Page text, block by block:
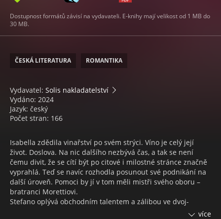
Dostupnost formátů závisí na vydavateli. E-knihy mají velikost od 1 MB do
30 MB.
ČESKÁ LITERATURA ROMANTIKA
Vydavatel: Solis nakladatelství
Vydáno: 2024
Jazyk: český
Počet stran: 166
Isabella zdědila vinařství po svém strýci. Víno je celý její
život. Doslova. Na nic dalšího nezbývá čas, a tak se není
čemu divit, že se cítí být po citové i milostné stránce značně
vyprahlá. Teď se navíc rozhodla posunout své podnikání na
další úroveň. Pomoci by jí v tom měli mistři svého oboru –
bratranci Morettiovi.
Stefano oplývá obchodním talentem a zálibou ve dvoj-
smyslech. Návštěvu jižní Itálie si užívá naplno včetně skvě-více